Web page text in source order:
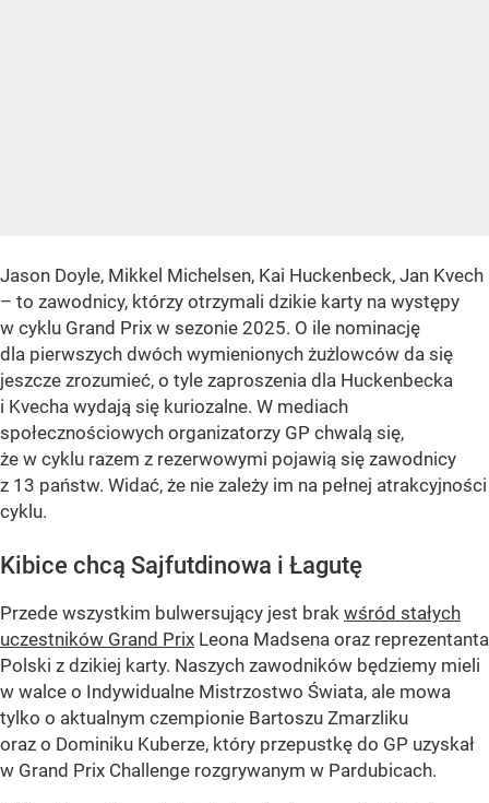
Jason Doyle, Mikkel Michelsen, Kai Huckenbeck, Jan Kvech
– to zawodnicy, którzy otrzymali dzikie karty na występy
w cyklu Grand Prix w sezonie 2025. O ile nominację
dla pierwszych dwóch wymienionych żużlowców da się
jeszcze zrozumieć, o tyle zaproszenia dla Huckenbecka
i Kvecha wydają się kuriozalne. W mediach
społecznościowych organizatorzy GP chwalą się,
że w cyklu razem z rezerwowymi pojawią się zawodnicy
z 13 państw. Widać, że nie zależy im na pełnej atrakcyjności
cyklu.
Kibice chcą Sajfutdinowa i Łagutę
Przede wszystkim bulwersujący jest brak wśród stałych
uczestników Grand Prix Leona Madsena oraz reprezentanta
Polski z dzikiej karty. Naszych zawodników będziemy mieli
w walce o Indywidualne Mistrzostwo Świata, ale mowa
tylko o aktualnym czempionie Bartoszu Zmarzliku
oraz o Dominiku Kuberze, który przepustkę do GP uzyskał
w Grand Prix Challenge rozgrywanym w Pardubicach.